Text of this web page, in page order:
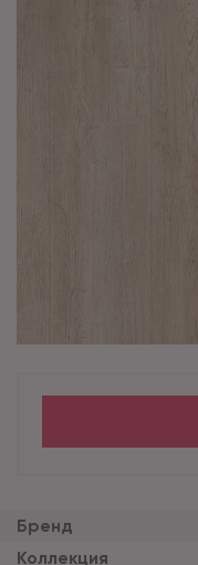
Бренд
Коллекция